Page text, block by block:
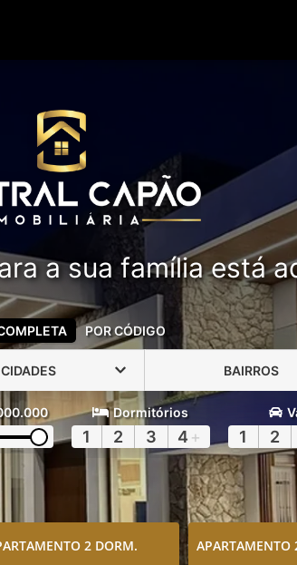
a sua família está
POR CÓDIGO
CIDADES BAIRROS
Dormitórios
1 2 3 4 + 1 2
2 DORM. APARTAMENTO